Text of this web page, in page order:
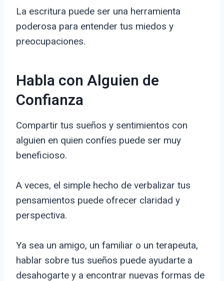
La escritura puede ser una herramienta
poderosa para entender tus miedos y
preocupaciones.
Habla con Alguien de
Confianza
Compartir tus sueños y sentimientos con
alguien en quien confíes puede ser muy
beneficioso.
A veces, el simple hecho de verbalizar tus
pensamientos puede ofrecer claridad y
perspectiva.
Ya sea un amigo, un familiar o un terapeuta,
hablar sobre tus sueños puede ayudarte a
desahogarte y a encontrar nuevas formas de